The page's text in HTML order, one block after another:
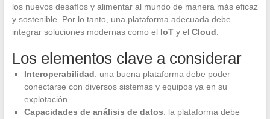
los nuevos desafíos y alimentar al mundo de manera más eficaz
y sostenible. Por lo tanto, una plataforma adecuada debe
integrar soluciones modernas como el IoTy el Cloud.
Los elementos clave a considerar
Interoperabilidad: una buena plataforma debe poder
conectarse con diversos sistemas y equipos ya en su
explotación.
Capacidades de análisis de datos: la plataforma debe